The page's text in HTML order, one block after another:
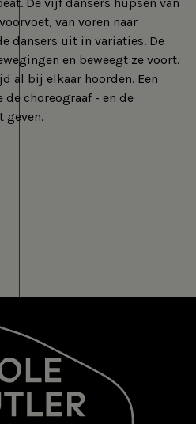
De vijf dansers hupsen van
van voren naar
dansers uit in variaties. De
en beweegt ze voort.
al bij elkaar hoorden. Een
choreograaf - en de
geven.